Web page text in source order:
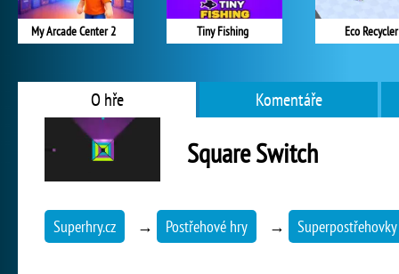
My Arcade Center 2 Tiny Fishing Eco Recycler
O hře Komentáře
Square Switch
Superhry.cz → Postřehové hry → Superpostřehovky